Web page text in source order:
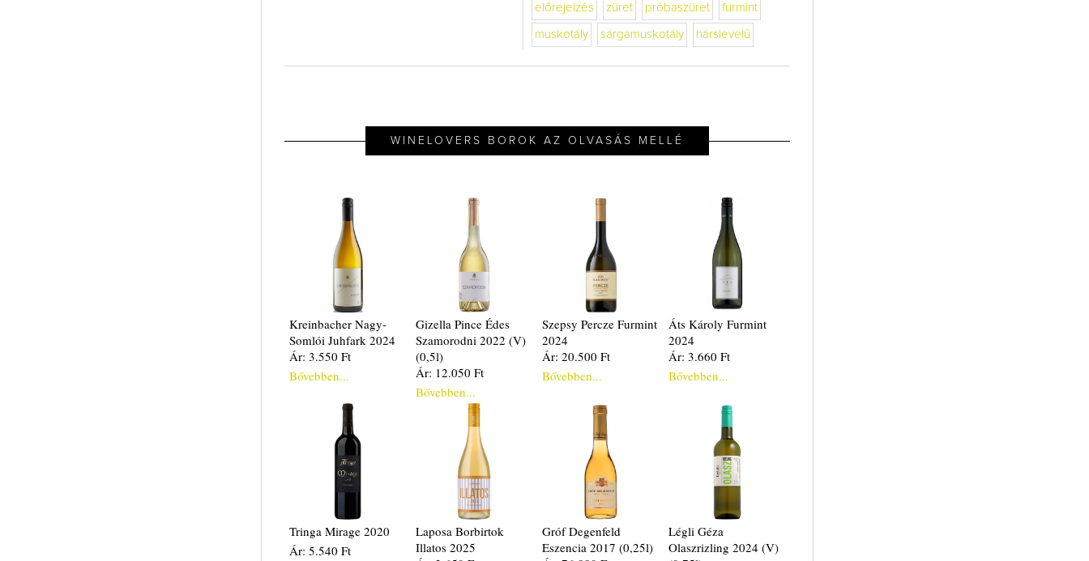
előrejelzés züret próbaszüret furmint
muskotály sárgamuskotály hárslevelű
WINELOVERS BOROK AZ OLVASÁS MELLÉ
Kreinbacher Nagy-
Somlói Juhfark 2024
Ár: 3.550 Ft
Bővebben...
Gizella Pince Édes
Szamorodni 2022 (V)
(0,5l)
Ár: 12.050 Ft
Bővebben...
Szepsy Percze Furmint
2024
Ár: 20.500 Ft
Bővebben...
Áts Károly Furmint
2024
Ár: 3.660 Ft
Bővebben...
Tringa Mirage 2020
Ár: 5.540 Ft
Laposa Borbirtok
Illatos 2025
Gróf Degenfeld
Eszencia 2017 (0,25l)
Légli Géza
Olaszrizling 2024 (V)